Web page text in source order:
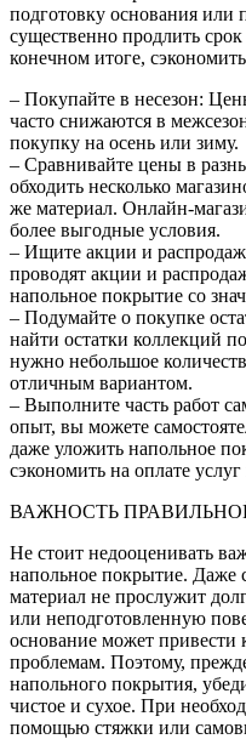
подготовку основания или
существенно продлить
конечном итоге,
– Покупайте в несезон:
часто снижаются в
покупку на осень или зиму.
– Сравнивайте цены в
обходить несколько
же материал. Онлайн-
более выгодные условия.
– Ищите акции и
проводят акции и
напольное покрытие со
– Подумайте о покупке
найти остатки коллекций
нужно небольшое
отличным вариантом.
– Выполните часть работ
опыт, вы можете
даже уложить напольное
сэкономить на оплате
ВАЖНОСТЬ
Не стоит недооценивать
напольное покрытие. Даже
материал не прослужит
или неподготовленную
основание может
проблемам. Поэтому,
напольного покрытия,
чистое и сухое. При
помощью стяжки или